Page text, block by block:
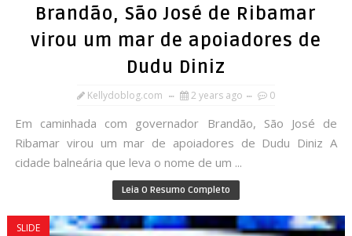
Brandão, São José de Ribamar
virou um mar de apoiadores de
Dudu Diniz
Kellydoblog.com 2 years ago 0
Em caminhada com governador Brandão, São José de
Ribamar virou um mar de apoiadores de Dudu Diniz A
cidade balneária que leva o nome de um ...
Leia O Resumo Completo
SLIDE